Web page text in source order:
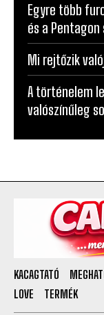
Egyre több
és a
Mi rejtőzik
A történelem
valószínűleg
KACAGTATÓ
LOVE
TERMÉK